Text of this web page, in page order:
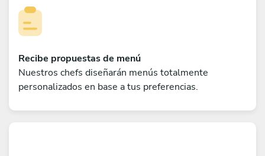
Recibe propuestas de menú
Nuestros chefs diseñarán menús totalmente
personalizados en base a tus preferencias.